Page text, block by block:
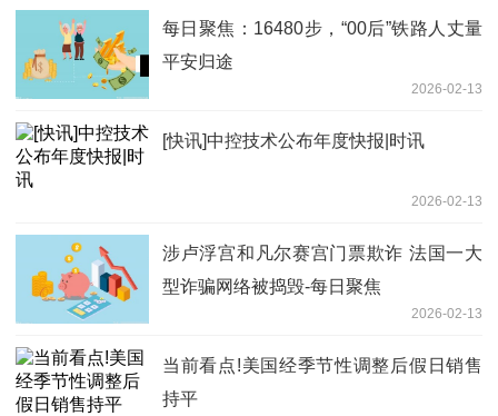
每日聚焦：16480步，“00后”铁路人丈量
平安归途
2026-02-13
[快讯]中控技术公布年度快报|时讯
2026-02-13
涉卢浮宫和凡尔赛宫门票欺诈 法国一大
型诈骗网络被捣毁-每日聚焦
2026-02-13
当前看点!美国经季节性调整后假日销售
持平